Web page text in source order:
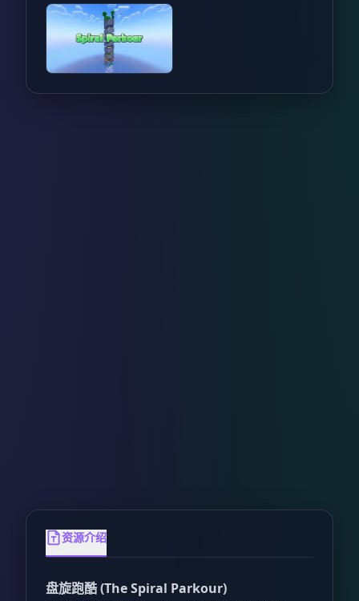
资源介绍
盘旋跑酷 (The Spiral Parkour)